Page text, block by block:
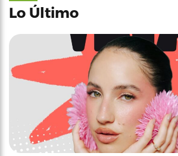
Lo Último